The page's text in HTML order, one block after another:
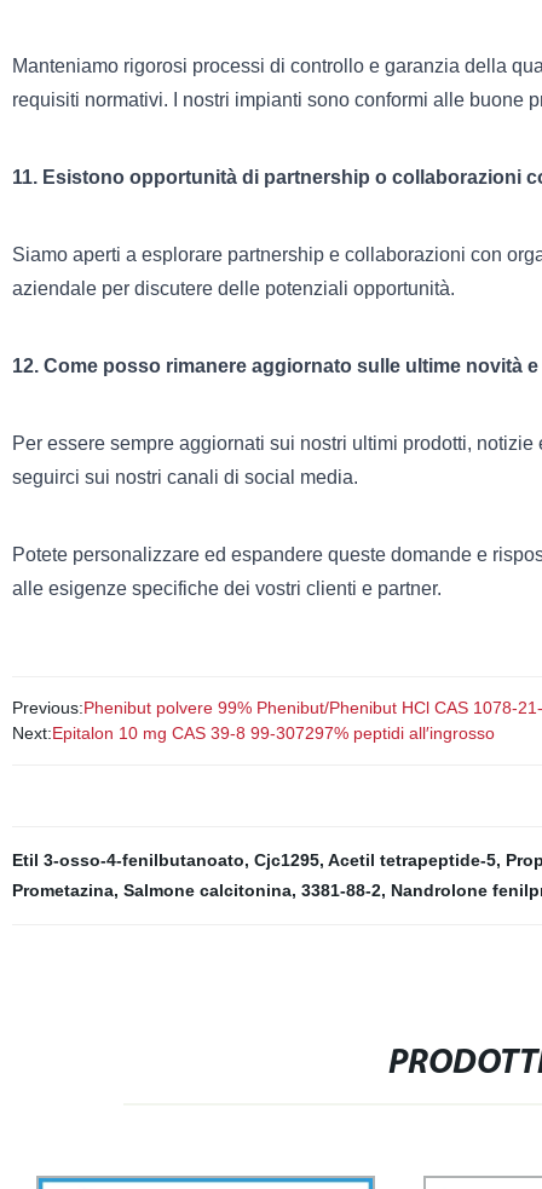
Manteniamo rigorosi processi di controllo e garanzia della
requisiti normativi. I nostri impianti sono conformi alle buone
11. Esistono opportunità di partnership o collaborazioni
Siamo aperti a esplorare partnership e collaborazioni con
aziendale per discutere delle potenziali opportunità.
12. Come posso rimanere aggiornato sulle ultime novità
Per essere sempre aggiornati sui nostri ultimi prodotti,
seguirci sui nostri canali di social media.
Potete personalizzare ed espandere queste domande e
alle esigenze specifiche dei vostri clienti e partner.
Previous:Phenibut polvere 99% Phenibut/Phenibut HCl CAS 1078-
Next:Epitalon 10 mg CAS 39-8 99-307297% peptidi all′ingrosso
Etil 3-osso-4-fenilbutanoato, Cjc1295, Acetil tetrapeptide-5,
Prometazina, Salmone calcitonina, 3381-88-2, Nandrolone